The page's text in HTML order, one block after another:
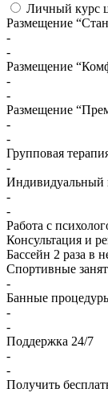
Личный курс
Размещение
-
-
Размещение
-
-
Размещение
-
-
Групповая
-
Индивидуальный
-
-
Работа с
Консультация и
Бассейн 2 раза в
Спортивные
-
Банные
-
-
Поддержка 24/7
-
-
Получить